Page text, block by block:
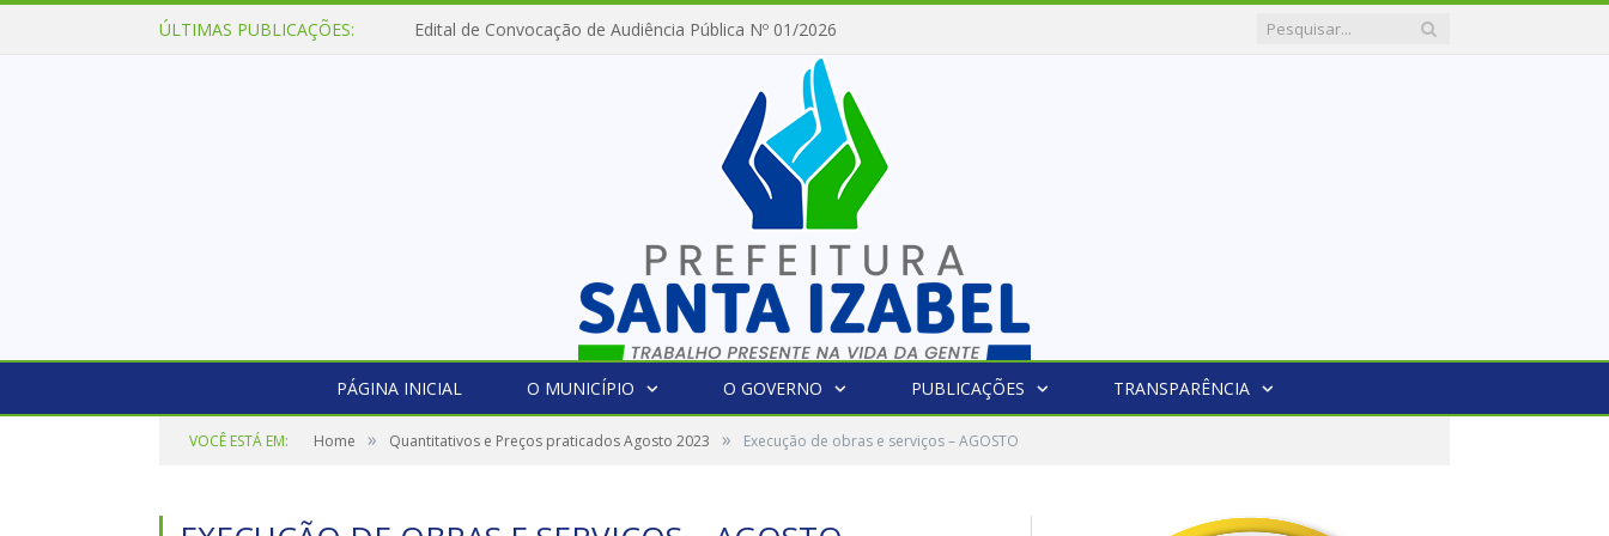
ÚLTIMAS PUBLICAÇÕES: Edital de Convocação de Audiência Pública Nº 01/2026
PÁGINA INICIAL O MUNICÍPIO O GOVERNO PUBLICAÇÕES TRANSPARÊNCIA
VOCÊ ESTÁ EM: Home » Quantitativos e Preços praticados Agosto 2023 » Execução de obras e serviços – AGOSTO